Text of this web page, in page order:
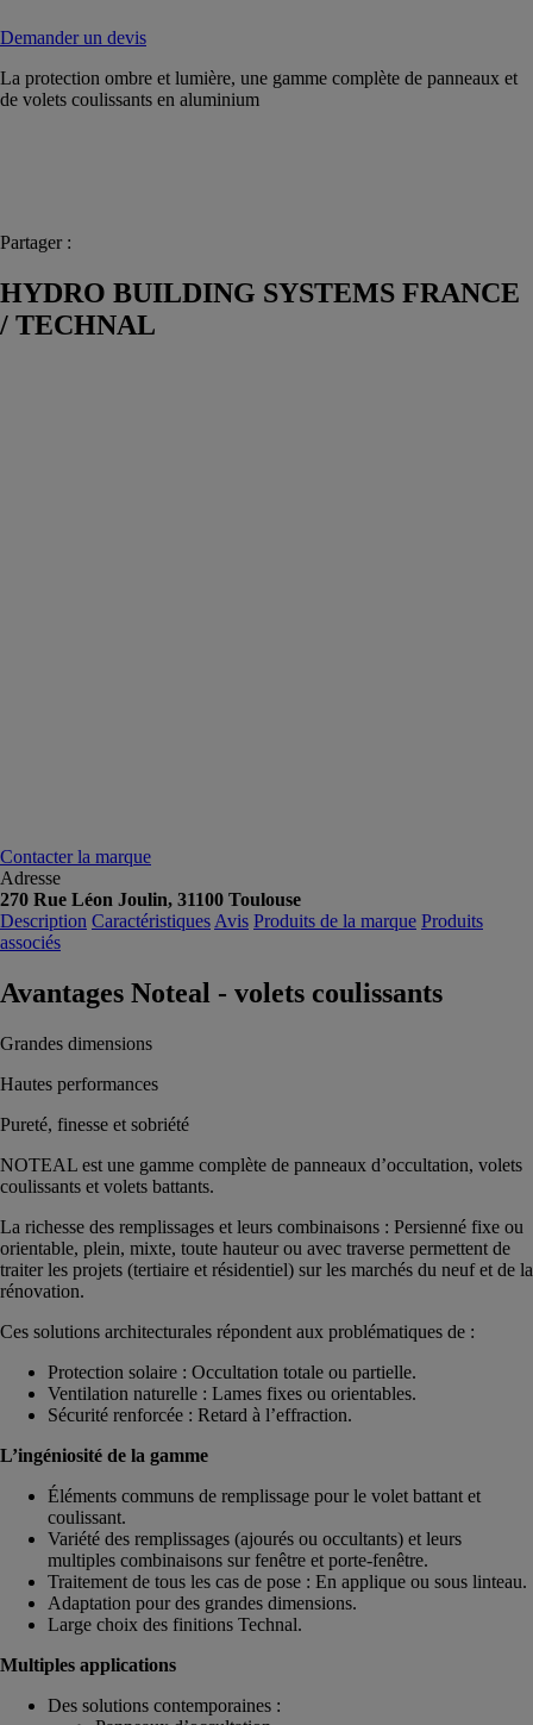
Demander un devis
La protection ombre et lumière, une gamme complète de panneaux et
de volets coulissants en aluminium
Partager :
HYDRO BUILDING SYSTEMS FRANCE
/ TECHNAL
Contacter la marque
Adresse
270 Rue Léon Joulin, 31100 Toulouse
Description Caractéristiques Avis Produits de la marque Produits
associés
Avantages Noteal - volets coulissants
Grandes dimensions
Hautes performances
Pureté, finesse et sobriété
NOTEAL est une gamme complète de panneaux d’occultation, volets
coulissants et volets battants.
La richesse des remplissages et leurs combinaisons : Persienné fixe ou
orientable, plein, mixte, toute hauteur ou avec traverse permettent de
traiter les projets (tertiaire et résidentiel) sur les marchés du neuf et de la
rénovation.
Ces solutions architecturales répondent aux problématiques de :
Protection solaire : Occultation totale ou partielle.
Ventilation naturelle : Lames fixes ou orientables.
Sécurité renforcée : Retard à l’effraction.
L’ingéniosité de la gamme
Éléments communs de remplissage pour le volet battant et
coulissant.
Variété des remplissages (ajourés ou occultants) et leurs
multiples combinaisons sur fenêtre et porte-fenêtre.
Traitement de tous les cas de pose : En applique ou sous linteau.
Adaptation pour des grandes dimensions.
Large choix des finitions Technal.
Multiples applications
Des solutions contemporaines :